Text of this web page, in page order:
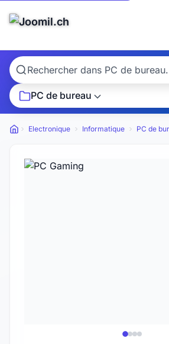
PC de bureau
Petites annonces
Electronique Informatique PC de